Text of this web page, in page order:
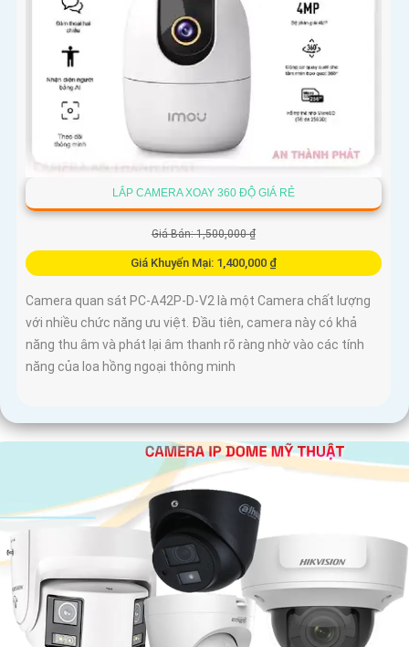
LẮP CAMERA XOAY 360 ĐỘ GIÁ RẺ
Giá Bán: 1,500,000 ₫
Giá Khuyến Mại: 1,400,000 ₫
Camera quan sát PC-A42P-D-V2 là một Camera chất lượng
với nhiều chức năng ưu việt. Đầu tiên, camera này có khả
năng thu âm và phát lại âm thanh rõ ràng nhờ vào các tính
năng của loa hồng ngoại thông minh